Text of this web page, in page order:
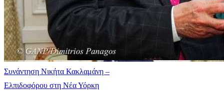
Συνάντηση Νικήτα Κακλαμάνη –
Ελπιδοφόρου στη Νέα Υόρκη